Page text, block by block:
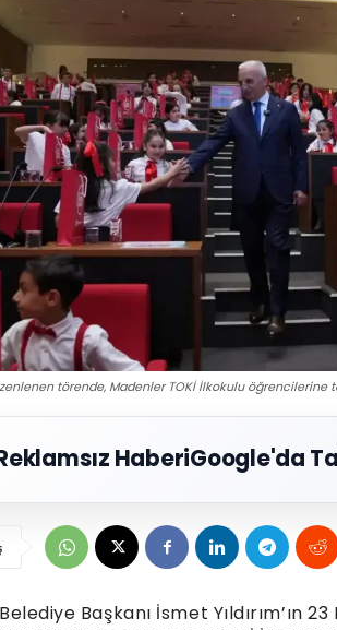
törende, Madenler TOKİ İlkokulu öğrencilerine
HaberiGoogle'da
Başkanı İsmet Yıldırım’ın